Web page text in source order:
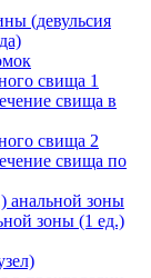
(девульсия
свища 1
свища в
свища 2
свища по
анальной зоны
зоны (1 ед.)